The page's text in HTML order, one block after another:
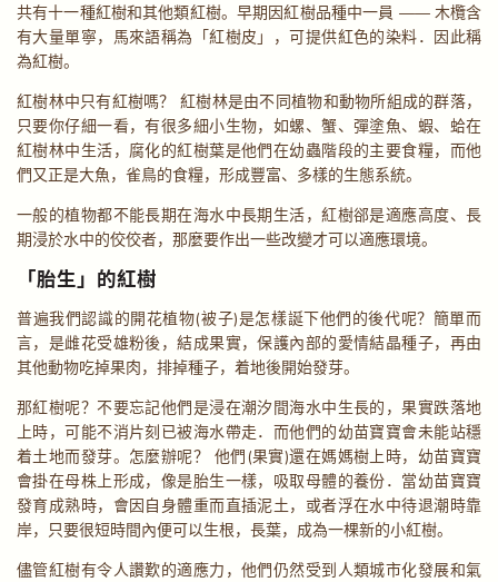
共有十一種紅樹和其他類紅樹。早期因紅樹品種中一員 —— 木欖含
有大量單寧，馬來語稱為「紅樹皮」，可提供紅色的染料．因此稱
為紅樹。
紅樹林中只有紅樹嗎？ 紅樹林是由不同植物和動物所組成的群落，
只要你仔細一看，有很多細小生物，如螺、蟹、彈塗魚、蝦、蛤在
紅樹林中生活，腐化的紅樹葉是他們在幼蟲階段的主要食糧，而他
們又正是大魚，雀鳥的食糧，形成豐富、多樣的生態系統。
一般的植物都不能長期在海水中長期生活，紅樹郤是適應高度、長
期浸於水中的佼佼者，那麼要作出一些改變才可以適應環境。
「胎生」的紅樹
普遍我們認識的開花植物(被子)是怎樣誕下他們的後代呢？簡單而
言，是雌花受雄粉後，結成果實，保護內部的愛情結晶種子，再由
其他動物吃掉果肉，排掉種子，着地後開始發芽。
那紅樹呢？不要忘記他們是浸在潮汐間海水中生長的，果實跌落地
上時，可能不消片刻已被海水帶走．而他們的幼苗寶寶會未能站穩
着土地而發芽。怎麼辦呢？ 他們(果實)還在媽媽樹上時，幼苗寶寶
會掛在母株上形成，像是胎生一樣，吸取母體的養份．當幼苗寶寶
發育成熟時，會因自身體重而直插泥土，或者浮在水中待退潮時靠
岸，只要很短時間內便可以生根，長葉，成為一棵新的小紅樹。
儘管紅樹有令人讚歎的適應力，他們仍然受到人類城市化發展和氣